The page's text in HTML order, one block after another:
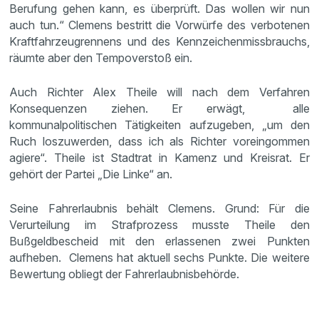
Berufung gehen kann, es überprüft. Das wollen wir nun
auch tun.“ Clemens bestritt die Vorwürfe des verbotenen
Kraftfahrzeugrennens und des Kennzeichenmissbrauchs,
räumte aber den Tempoverstoß ein.
Auch Richter Alex Theile will nach dem Verfahren
Konsequenzen ziehen. Er erwägt, alle
kommunalpolitischen Tätigkeiten aufzugeben, „um den
Ruch loszuwerden, dass ich als Richter voreingommen
agiere“. Theile ist Stadtrat in Kamenz und Kreisrat. Er
gehört der Partei „Die Linke“ an.
Seine Fahrerlaubnis behält Clemens. Grund: Für die
Verurteilung im Strafprozess musste Theile den
Bußgeldbescheid mit den erlassenen zwei Punkten
aufheben. Clemens hat aktuell sechs Punkte. Die weitere
Bewertung obliegt der Fahrerlaubnisbehörde.